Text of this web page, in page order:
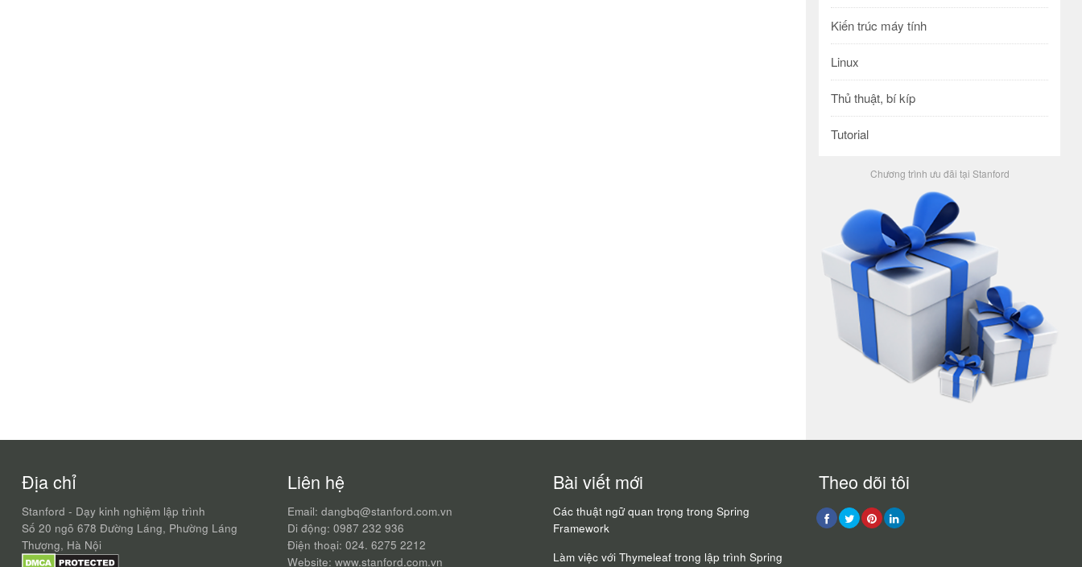
Kiến trúc máy tính
Linux
Thủ thuật, bí kíp
Tutorial
Chương trình ưu đãi tại Stanford
Địa chỉ
Stanford - Dạy kinh nghiệm lập trình
Số 20 ngõ 678 Đường Láng, Phường Láng
Thượng, Hà Nội
Liên hệ
Email: dangbq@stanford.com.vn
Di động: 0987 232 936
Điện thoại: 024. 6275 2212
Website: www.stanford.com.vn
Bài viết mới
Các thuật ngữ quan trọng trong Spring
Framework
Làm việc với Thymeleaf trong lập trình Spring
Theo dõi tôi